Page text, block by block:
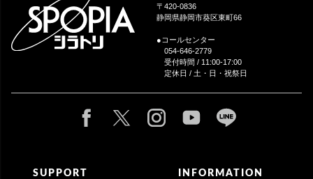
〒420-0836
静岡県静岡市葵区東町66
●コールセンター
054-646-2779
受付時間 / 11:00-17:00
定休日 / 土・日・祝祭日
SUPPORT INFORMATION